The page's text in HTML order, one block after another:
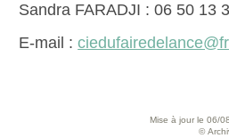
Sandra FARADJI : 06 50 13
E-mail :
Mise à jour le 06/
©